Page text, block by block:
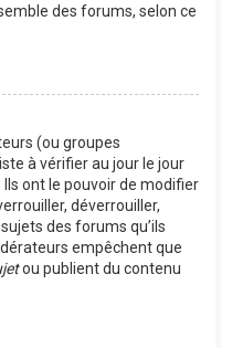
des forums, selon ce
(ou groupes
à vérifier au jour le jour
ont le pouvoir de modifier
déverrouiller,
des forums qu’ils
empêchent que
ou publient du contenu